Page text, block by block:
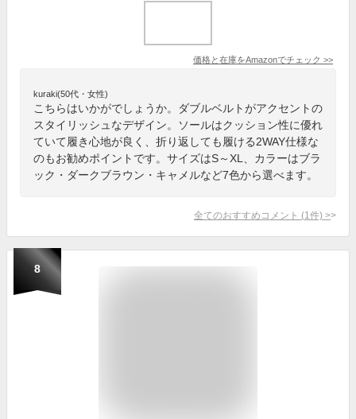
価格と在庫をAmazonでチェック >>
kuraki(50代・女性)
こちらはいかがでしょうか。ダブルベルトがアクセントの
スタイリッシュなデザイン。ソールはクッション性に優れ
ていて履き心地が良く、折り返しても履ける2WAY仕様な
のもお勧めポイントです。サイズはS～XL、カラーはブラ
ック・ダークブラウン・キャメルなど7色から選べます。
全てのおすすめコメント (1 件) >
8